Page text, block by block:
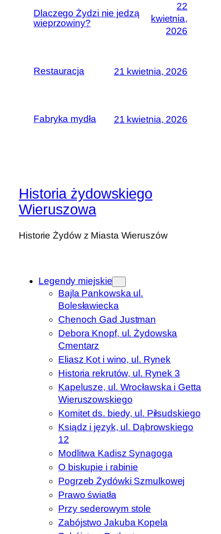
Dlaczego Żydzi nie jedzą
wieprzowiny?
22
kwietnia,
2026
Restauracja 21 kwietnia, 2026
Fabryka mydła 21 kwietnia, 2026
Historia żydowskiego
Wieruszowa
Historie Żydów z Miasta Wieruszów
Legendy miejskie
Bajla Pankowska ul.
Bolesławiecka
Chenoch Gad Justman
Debora Knopf, ul. Żydowska
Cmentarz
Eliasz Kot i wino, ul. Rynek
Historia rekrutów, ul. Rynek 3
Kapelusze, ul. Wrocławska i Getta
Wieruszowskiego
Komitet ds. biedy, ul. Piłsudskiego
Ksiądz i język, ul. Dąbrowskiego
12
Modlitwa Kadisz Synagoga
O biskupie i rabinie
Pogrzeb Żydówki Szmulkowej
Prawo światła
Przy sederowym stole
Zabójstwo Jakuba Kopela